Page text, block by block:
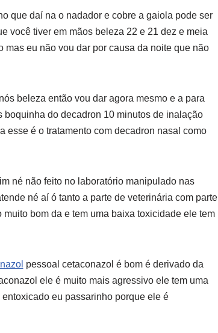
que daí na o nadador e cobre a gaiola pode ser
você tiver em mãos beleza 22 e 21 dez e meia
eu não vou dar por causa da noite que não
beleza então vou dar agora mesmo e a para
do decadron 10 minutos de inalação
esse é o tratamento com decadron nasal como
né não feito no laboratório manipulado nas
né aí ó tanto a parte de veterinária com parte
bom da e tem uma baixa toxicidade ele tem
pessoal cetaconazol é bom é derivado da
ele é muito mais agressivo ele tem uma
eu passarinho porque ele é